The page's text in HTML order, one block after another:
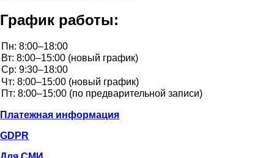
График работы:
Платежная информация
GDPR